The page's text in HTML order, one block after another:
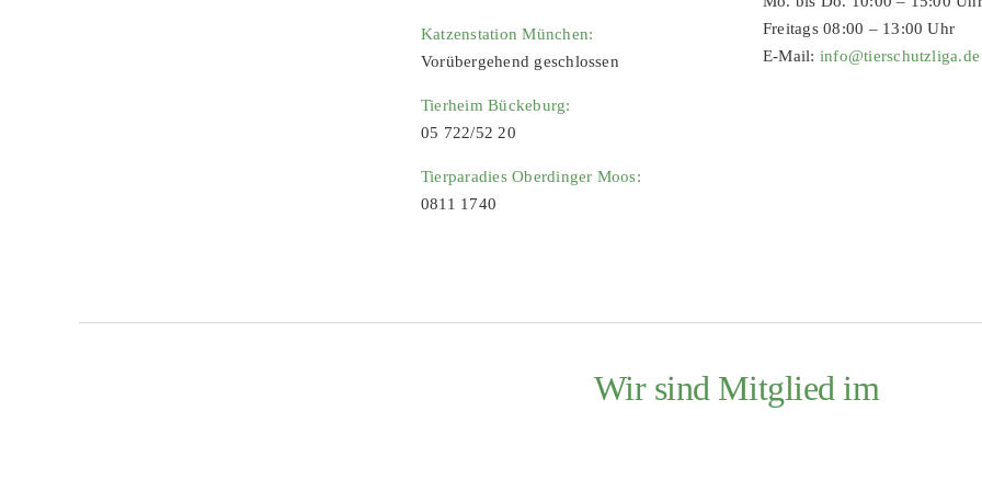
Katzenstation München:
Vorübergehend geschlossen
Tierheim Bückeburg:
05 722/52 20
Tierparadies Oberdinger Moos:
0811 1740
Freitags 08:00 – 13:00 Uhr
E-Mail: info@tierschutzliga.de
Wir sind Mitglied im